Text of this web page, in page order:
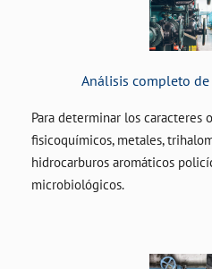
Análisis completo
Para determinar los caracteres
fisicoquímicos, metales,
hidrocarburos aromáticos
microbiológicos.